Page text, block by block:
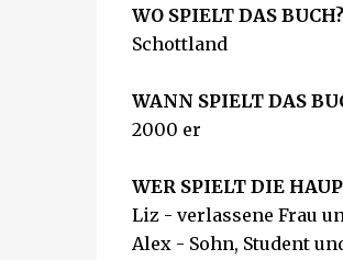
WO SPIELT DAS BUCH?
Schottland
WANN SPIELT DAS
2000 er
WER SPIELT DIE
Liz - verlassene Frau
Alex - Sohn, Student